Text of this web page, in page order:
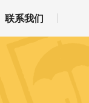
联系我们